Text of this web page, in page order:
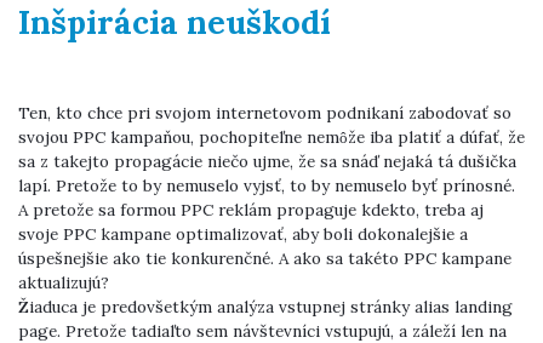
Inšpirácia neuškodí
Ten, kto chce pri svojom internetovom podnikaní zabodovať so
svojou PPC kampaňou, pochopiteľne nemôže iba platiť a dúfať, že
sa z takejto propagácie niečo ujme, že sa snáď nejaká tá dušička
lapí. Pretože to by nemuselo vyjsť, to by nemuselo byť prínosné.
A pretože sa formou PPC reklám propaguje kdekto, treba aj
svoje PPC kampane optimalizovať, aby boli dokonalejšie a
úspešnejšie ako tie konkurenčné. A ako sa takéto PPC kampane
aktualizujú?
Žiaduca je predovšetkým analýza vstupnej stránky alias landing
page. Pretože tadiaľto sem návštevníci vstupujú, a záleží len na